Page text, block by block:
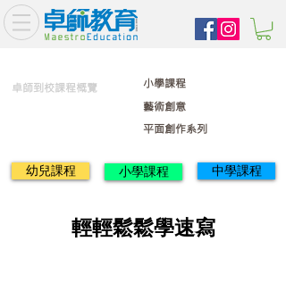
卓師到校課程概覽
藝術創意
平面創作系列
小學課程
幼兒課程 小學課程 中學課程
輕輕鬆鬆學速寫